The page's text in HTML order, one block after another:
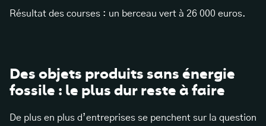
Résultat des courses : un berceau vert à 26 000 euros.
Des objets produits sans énergie
fossile : le plus dur reste à faire
De plus en plus d’entreprises se penchent sur la question